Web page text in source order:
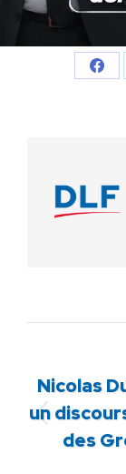
Nicolas
un
des